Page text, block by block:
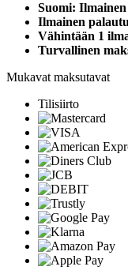
Suomi:
Ilmainen
Vähintään 1
Turvallinen
Mukavat maksutavat
Tilisiirto